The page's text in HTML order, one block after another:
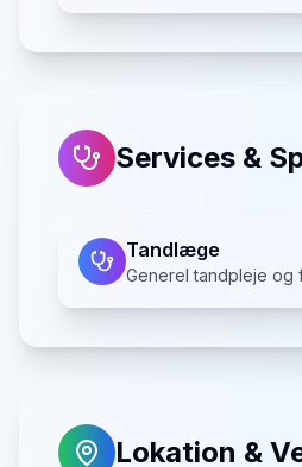
Services &
Tandlæge
Generel tandpleje og
Lokation &